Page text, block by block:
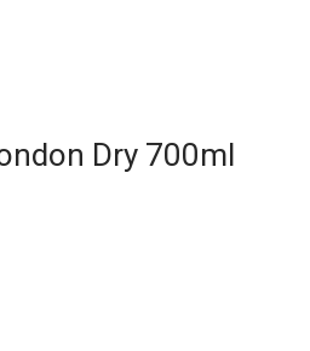
Dry 700ml